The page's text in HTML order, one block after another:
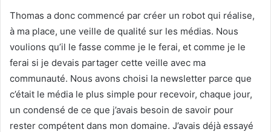
​Thomas a donc commencé par créer un robot qui réalise,
à ma place, une veille de qualité sur les médias. Nous
voulions qu’il le fasse comme je le ferai, et comme je le
ferai si je devais partager cette veille avec ma
communauté. Nous avons choisi la newsletter parce que
c’était le média le plus simple pour recevoir, chaque jour,
un condensé de ce que j’avais besoin de savoir pour
rester compétent dans mon domaine. J’avais déjà essayé